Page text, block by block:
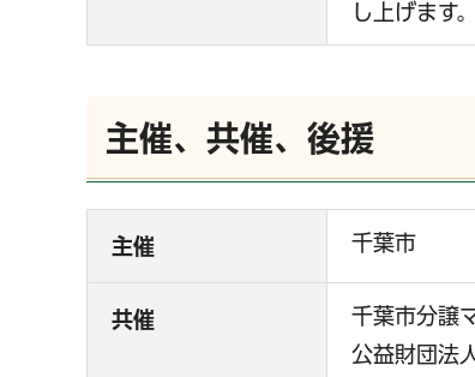
し上げます。
主催、共催、後援
主催 千葉市
共催
千葉市分譲
公益財団法